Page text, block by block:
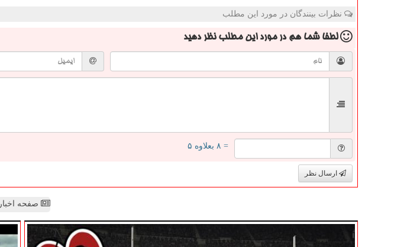
نظرات بینندگان در مورد این مطلب
لطفا شما همدر مورد این مطلب نظر دهید
= ۸ بعلاوه ۵
ارسال نظر
صفحه اخبار